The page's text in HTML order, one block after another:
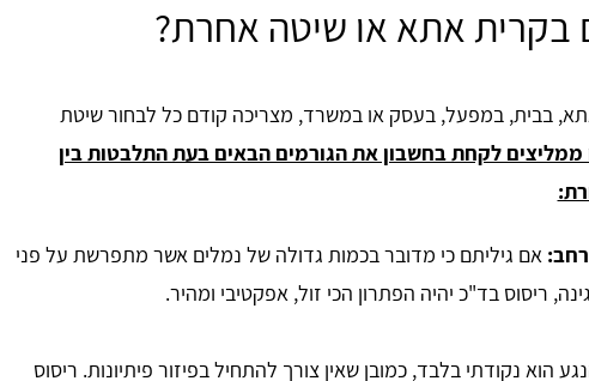
בקרית אתא או שיטה אחרת?
בבית, במפעל, בעסק או במשרד, מצריכה קודם כל לבחור שיטת
ממליצים לקחת בחשבון את הגורמים הבאים בעת התלבטות בין
אם גיליתם כי מדובר בכמות גדולה של נמלים אשר מתפרשת על פני
ריסוס בד"כ יהיה הפתרון הכי זול, אפקטיבי ומהיר.
הוא נקודתי בלבד, כמובן שאין צורך להתחיל בפיזור פיתיונות. ריסוס